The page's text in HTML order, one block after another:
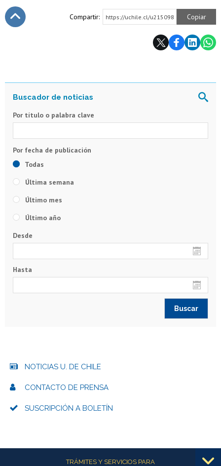
Compartir: https://uchile.cl/u215098 Copiar
Por título o palabra clave
Todas
Última semana
Último mes
Último año
Desde
Hasta
NOTICIAS U. DE CHILE
CONTACTO DE PRENSA
SUSCRIPCIÓN A BOLETÍN
Más informaciónTRÁMITES Y SERVICIOS PARA